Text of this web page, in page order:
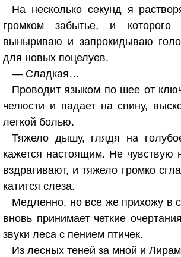
На несколько секунд я
громком забытье, и
выныриваю и запрокидываю
для новых поцелуев.
— Сладкая…
Проводит языком по шее от
челюсти и падает на спину,
легкой болью.
Тяжело дышу, глядя на
кажется настоящим. Не чувствую
вздрагивают, и тяжело громко
катится слеза.
Медленно, но все же прихожу в
вновь принимает четкие
звуки леса с пением птичек.
Из лесных теней за мной и